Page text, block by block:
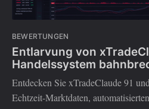
BEWERTUNGEN
Entlarvung von
Handelssystem
Entdecken Sie xTradeClaude 91
Echtzeit-Marktdaten,